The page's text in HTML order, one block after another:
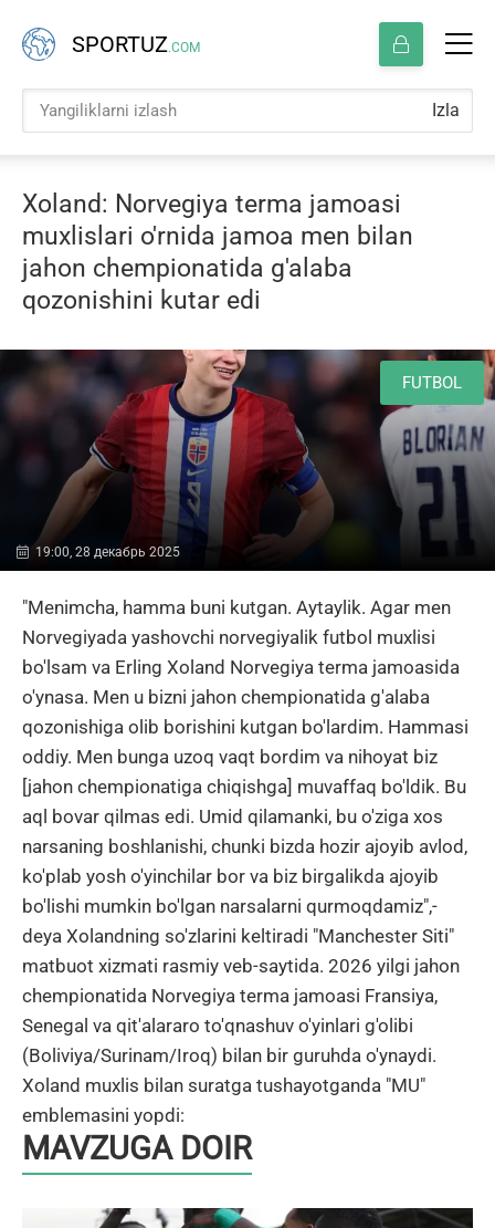
SPORTUZ.COM
Izla
Xoland: Norvegiya terma jamoasi
muxlislari o'rnida jamoa men bilan
jahon chempionatida g'alaba
qozonishini kutar edi
FUTBOL
19:00, 28 декабрь 2025
"Menimcha, hamma buni kutgan. Aytaylik. Agar men
Norvegiyada yashovchi norvegiyalik futbol muxlisi
bo'lsam va Erling Xoland Norvegiya terma jamoasida
o'ynasa. Men u bizni jahon chempionatida g'alaba
qozonishiga olib borishini kutgan bo'lardim. Hammasi
oddiy. Men bunga uzoq vaqt bordim va nihoyat biz
[jahon chempionatiga chiqishga] muvaffaq bo'ldik. Bu
aql bovar qilmas edi. Umid qilamanki, bu o'ziga xos
narsaning boshlanishi, chunki bizda hozir ajoyib avlod,
ko'plab yosh o'yinchilar bor va biz birgalikda ajoyib
bo'lishi mumkin bo'lgan narsalarni qurmoqdamiz",-
deya Xolandning so'zlarini keltiradi "Manchester Siti"
matbuot xizmati rasmiy veb-saytida. 2026 yilgi jahon
chempionatida Norvegiya terma jamoasi Fransiya,
Senegal va qit'alararo to'qnashuv o'yinlari g'olibi
(Boliviya/Surinam/Iroq) bilan bir guruhda o'ynaydi.
Xoland muxlis bilan suratga tushayotganda "MU"
emblemasini yopdi:
MAVZUGA DOIR